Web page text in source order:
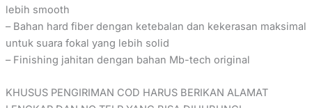
lebih smooth
– Bahan hard fiber dengan ketebalan dan kekerasan maksimal
untuk suara fokal yang lebih solid
– Finishing jahitan dengan bahan Mb-tech original
KHUSUS PENGIRIMAN COD HARUS BERIKAN ALAMAT